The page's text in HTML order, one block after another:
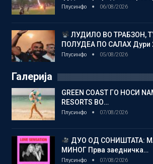
Плусинфо 06/08/2026
ЛУДИЛО ВО ТРАБЗОН,
ПОЛУДЕА ПО САЛАХ Дури
Плусинфо 05/08/2026
Галерија
GREEN COAST ГО НОСИ
RESORTS ВО…
Плусинфо 07/08/2026
ДУО ОД СОНИШТАТА:
МИНОГ Прва заедничка…
Плусинфо 07/08/2026